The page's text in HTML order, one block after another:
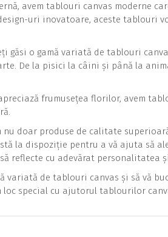
avem tablouri canvas moderne
uri inovatoare, aceste tablouri
găsi o gamă variată de tablouri
De la pisici la câini și până la
frumusețea florilor, avem
nu doar produse de calitate
la dispoziție pentru a vă ajuta să
reflecte cu adevărat personalitatea
variată de tablouri canvas și să vă
special cu ajutorul tablourilor